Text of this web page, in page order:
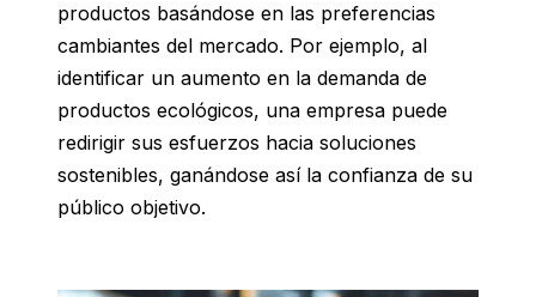
productos basándose en las preferencias
cambiantes del mercado. Por ejemplo, al
identificar un aumento en la demanda de
productos ecológicos, una empresa puede
redirigir sus esfuerzos hacia soluciones
sostenibles, ganándose así la confianza de su
público objetivo.